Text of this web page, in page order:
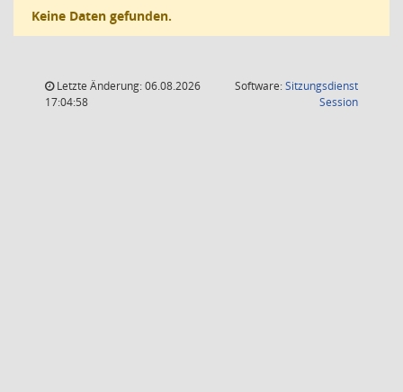
Keine Daten gefunden.
Letzte Änderung: 06.08.2026
17:04:58
Software:Sitzungsdienst
Session(Wird in